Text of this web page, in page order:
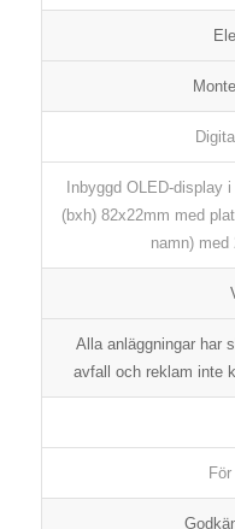
Inbyggd OLED-display
(bxh) 82x22mm med
namn) med
Alla anläggningar har
avfall och reklam inte
För